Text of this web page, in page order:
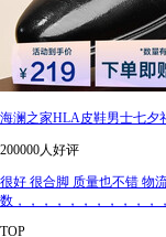
海澜之家HLA皮鞋男士七夕
200000人好评
很好 很合脚 质量也不错 物
数，，，，，，，，，，，
TOP